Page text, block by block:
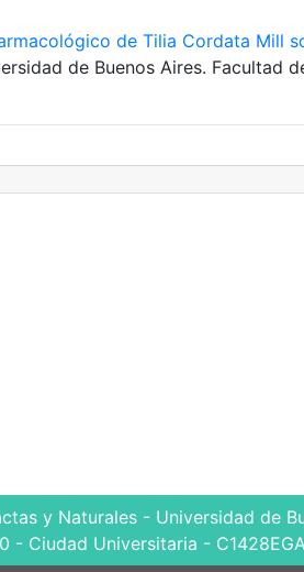
de Tilia Cordata Mill
de Buenos Aires. Facultad
y Naturales - Universidad de
- Ciudad Universitaria -